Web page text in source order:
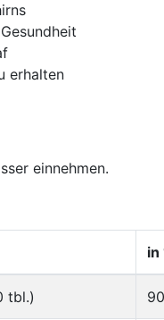
erhalten
einnehmen.
in
tbl.) 90